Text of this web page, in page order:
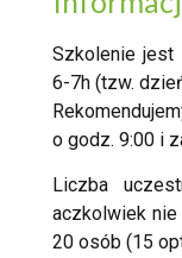
Szkolenie jest
6-7h (tzw.
o godz. 9:00 i
Liczba
aczkolwiek nie
20 osób (15